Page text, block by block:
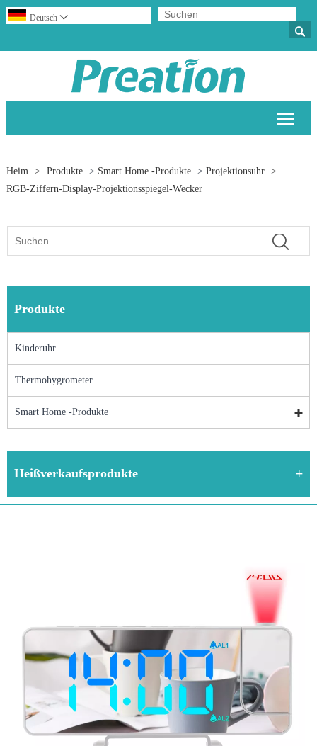

Deutsch 
Heim > Produkte > Smart Home -Produkte > Projektionsuhr
>
RGB-Ziffern-Display-Projektionsspiegel-Wecker
Produkte
Kinderuhr
Thermohygrometer
Smart Home -Produkte
Heißverkaufsprodukte